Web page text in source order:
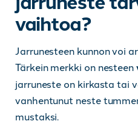
vaihtoa?
Jarrunesteen kunnon voi
Tärkein merkki on nesteen
jarruneste on kirkasta tai
vanhentunut neste
mustaksi.